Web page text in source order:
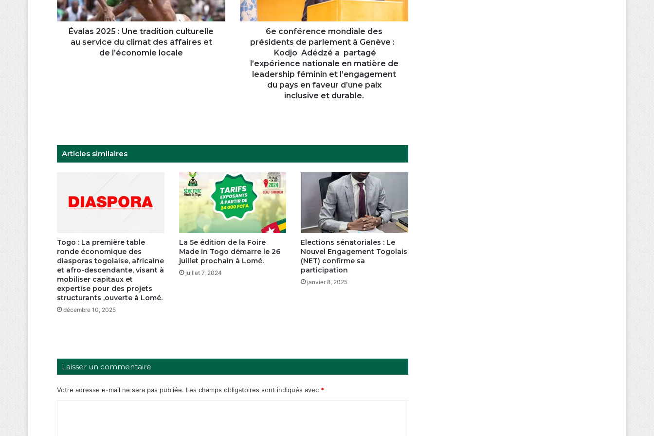
service
du
climatÉvalas 2025 : Une tradition culturelle
au service du climat des affaires et
de l’économie locale
à
Genève
Adédzé
et
l’engagement
du
pays
en
faveur
paix
inclusive
et
durable.
6e conférence mondiale des
présidents de parlement à Genève :
Kodjo Adédzé a partagé
l’expérience nationale en matière de
leadership féminin et l’engagement
du pays en faveur d’une paix
inclusive et durable.
Articles similaires
Togo : La première table
ronde économique des
diasporas togolaise, africaine
et afro-descendante, visant à
mobiliser capitaux et
expertise pour des projets
structurants ,ouverte à Lomé.
décembre 10, 2025
La 5e édition de la Foire
Made in Togo démarre le 26
juillet prochain à Lomé.
juillet 7, 2024
Elections sénatoriales : Le
Nouvel Engagement Togolais
(NET) confirme sa
participation
janvier 8, 2025
Laisser un commentaire
Votre adresse e-mail ne sera pas publiée. Les champs obligatoires sont indiqués avec *